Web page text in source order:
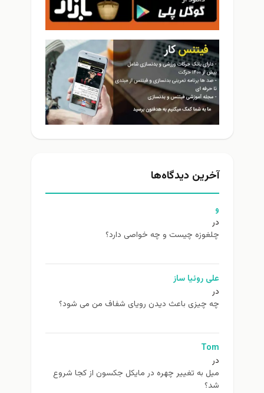
آخرین دیدگاه‌ها
و
در
چلغوزه چیست و چه خواصی دارد؟
علی روئیا ساز
در
چه چیزی باعث دیدن رویای شفاف من می شود؟
Tom
در
ميل به تغيير چهره در مایکل جکسون از كجا شروع
شد؟